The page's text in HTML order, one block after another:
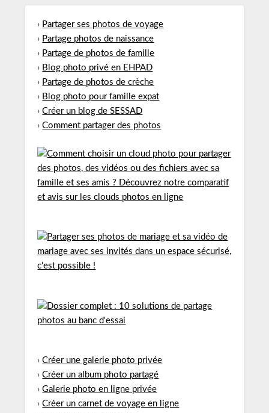
› Partager ses photos de voyage
› Partage photos de naissance
› Partage de photos de famille
› Blog photo privé en EHPAD
› Partage de photos de crèche
› Blog photo pour famille expat
›Créer un blog de SESSAD
›Comment partager des photos
›Créer une galerie photo privée
›Créer un album photo partagé
›Galerie photo en ligne privée
›Créer un carnet de voyage en ligne